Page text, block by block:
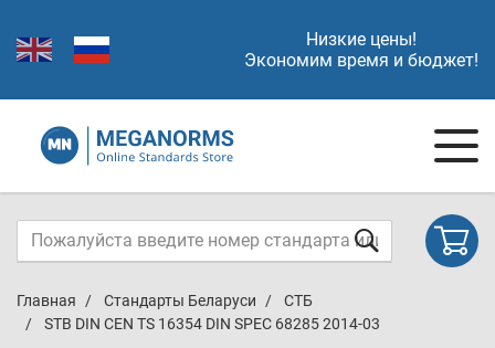
Низкие цены!
Экономим время и бюджет!
Главная Стандарты Беларуси
СТБ
STB DIN CEN TS 16354 DIN SPEC 68285 2014-03